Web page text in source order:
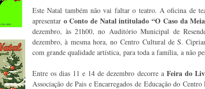
Este Natal também não vai faltar o teatro. A oficina de
apresentar o Conto de Natal intitulado “O Caso da
dezembro, às 21h00, no Auditório Municipal de
dezembro, à mesma hora, no Centro Cultural de S.
com grande qualidade artística, para toda a família, a não
Entre os dias 11 e 14 de dezembro decorre a Feira do
Associação de Pais e Encarregados de Educação do Centro